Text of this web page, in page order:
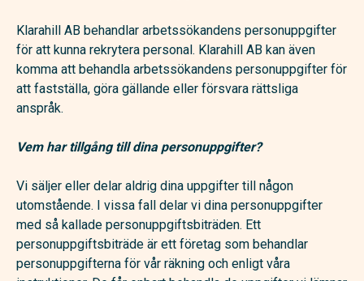
Klarahill AB behandlar arbetssökandens personuppgifter
för att kunna rekrytera personal. Klarahill AB kan även
komma att behandla arbetssökandens personuppgifter för
att fastställa, göra gällande eller försvara rättsliga
anspråk.
Vem har tillgång till dina personuppgifter?
Vi säljer eller delar aldrig dina uppgifter till någon
utomstående. I vissa fall delar vi dina personuppgifter
med så kallade personuppgiftsbiträden. Ett
personuppgiftsbiträde är ett företag som behandlar
personuppgifterna för vår räkning och enligt våra